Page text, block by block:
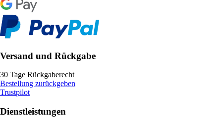
Versand und Rückgabe
30 Tage Rückgaberecht
Bestellung zurückgeben
Trustpilot
Dienstleistungen